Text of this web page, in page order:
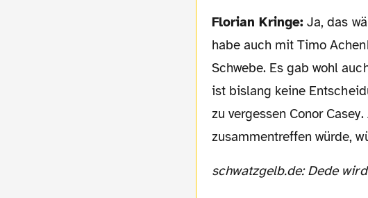
Florian Kringe: Ja, das
habe auch mit Timo
Schwebe. Es gab wohl
ist bislang keine
zu vergessen Conor
zusammentreffen würde,
schwatzgelb.de: Dede